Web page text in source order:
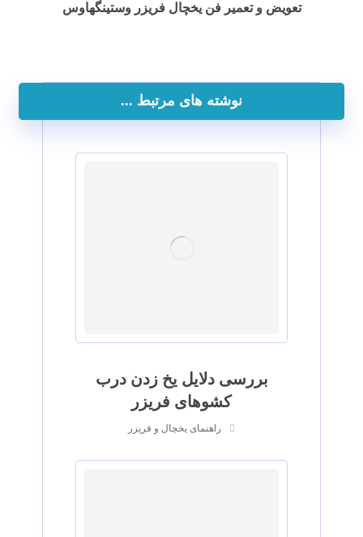
تعویض و تعمیر فن یخچال فریزر وستینگهاوس
نوشته های مرتبط ...
بررسی دلایل یخ زدن درب
کشوهای فریزر
راهنمای یخچال و فریزر